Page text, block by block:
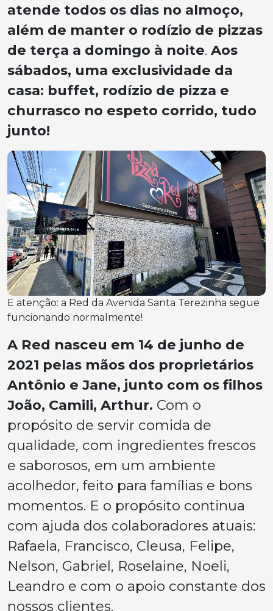
atende todos os dias no almoço,
além de manter o rodízio de pizzas
de terça a domingo à noite. Aos
sábados, uma exclusividade da
casa: buffet, rodízio de pizza e
churrasco no espeto corrido, tudo
junto!
E atenção: a Red da Avenida Santa Terezinha segue
funcionando normalmente!
A Red nasceu em 14 de junho de
2021 pelas mãos dos proprietários
Antônio e Jane, junto com os filhos
João, Camili, Arthur. Com o
propósito de servir comida de
qualidade, com ingredientes frescos
e saborosos, em um ambiente
acolhedor, feito para famílias e bons
momentos. E o propósito continua
com ajuda dos colaboradores atuais:
Rafaela, Francisco, Cleusa, Felipe,
Nelson, Gabriel, Roselaine, Noeli,
Leandro e com o apoio constante dos
nossos clientes.